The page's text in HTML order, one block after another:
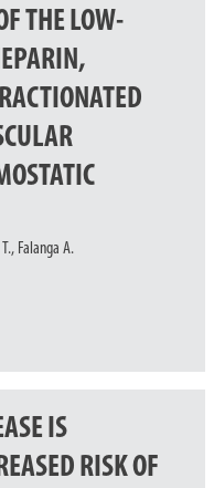
THE LOW-
Falanga A.
IS
RISK OF